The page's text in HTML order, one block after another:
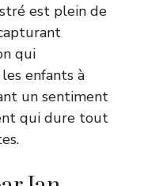
est plein de
qui
enfants à
un sentiment
qui dure tout